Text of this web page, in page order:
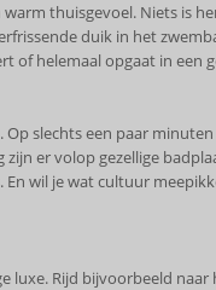
thuisgevoel. Niets is
duik in het
of helemaal opgaat in
slechts een paar
er volop gezellige
wil je wat cultuur
Rijd bijvoorbeeld